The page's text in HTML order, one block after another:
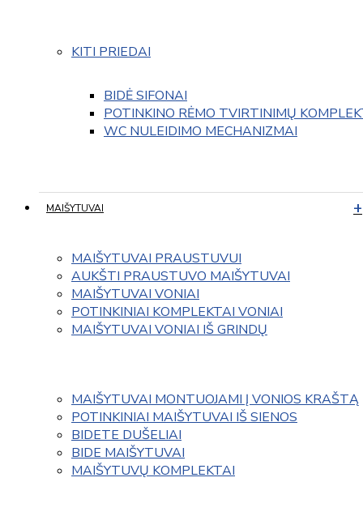
KITI PRIEDAI
BIDĖ SIFONAI
POTINKINO RĖMO TVIRTINIMŲ
WC NULEIDIMO MECHANIZMAI
MAIŠYTUVAI
MAIŠYTUVAI PRAUSTUVUI
AUKŠTI PRAUSTUVO MAIŠYTUVAI
MAIŠYTUVAI VONIAI
POTINKINIAI KOMPLEKTAI VONIAI
MAIŠYTUVAI VONIAI IŠ GRINDŲ
MAIŠYTUVAI MONTUOJAMI Į VONIOS KRAŠTĄ
POTINKINIAI MAIŠYTUVAI IŠ SIENOS
BIDETE DUŠELIAI
BIDE MAIŠYTUVAI
MAIŠYTUVŲ KOMPLEKTAI